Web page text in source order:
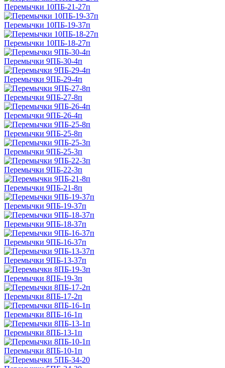
Перемычки 10ПБ-21-27п
Перемычки 10ПБ-19-37п
Перемычки 10ПБ-18-27п
Перемычки 9ПБ-30-4п
Перемычки 9ПБ-29-4п
Перемычки 9ПБ-27-8п
Перемычки 9ПБ-26-4п
Перемычки 9ПБ-25-8п
Перемычки 9ПБ-25-3п
Перемычки 9ПБ-22-3п
Перемычки 9ПБ-21-8п
Перемычки 9ПБ-19-37п
Перемычки 9ПБ-18-37п
Перемычки 9ПБ-16-37п
Перемычки 9ПБ-13-37п
Перемычки 8ПБ-19-3п
Перемычки 8ПБ-17-2п
Перемычки 8ПБ-16-1п
Перемычки 8ПБ-13-1п
Перемычки 8ПБ-10-1п